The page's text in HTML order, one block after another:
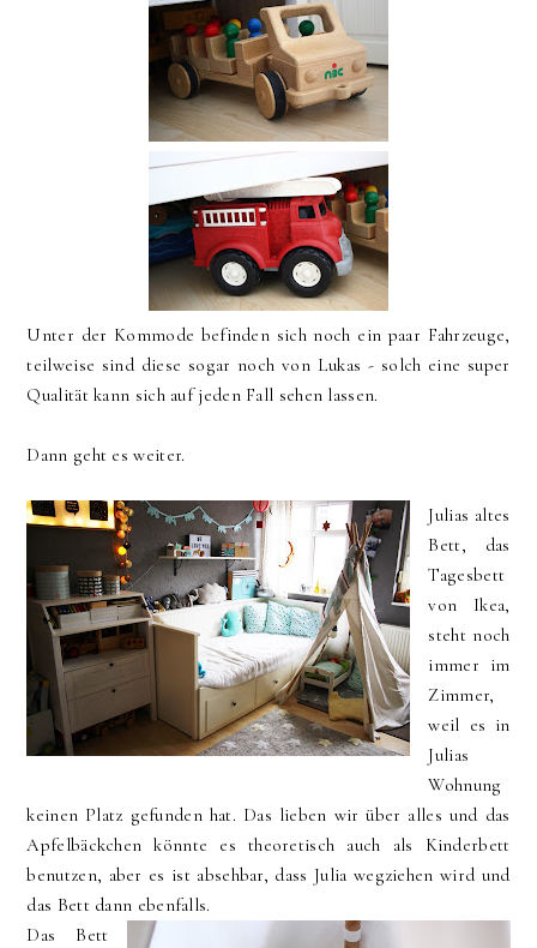
Unter der Kommode befinden sich noch ein paar Fahrzeuge,
teilweise sind diese sogar noch von Lukas - solch eine super
Qualität kann sich auf jeden Fall sehen lassen.
Dann geht es weiter.
Julias altes
Bett, das
Tagesbett
von Ikea,
steht noch
immer im
Zimmer,
weil es in
Julias
Wohnung
keinen Platz gefunden hat. Das lieben wir über alles und das
Apfelbäckchen könnte es theoretisch auch als Kinderbett
benutzen, aber es ist absehbar, dass Julia wegziehen wird und
das Bett dann ebenfalls.
Das Bett